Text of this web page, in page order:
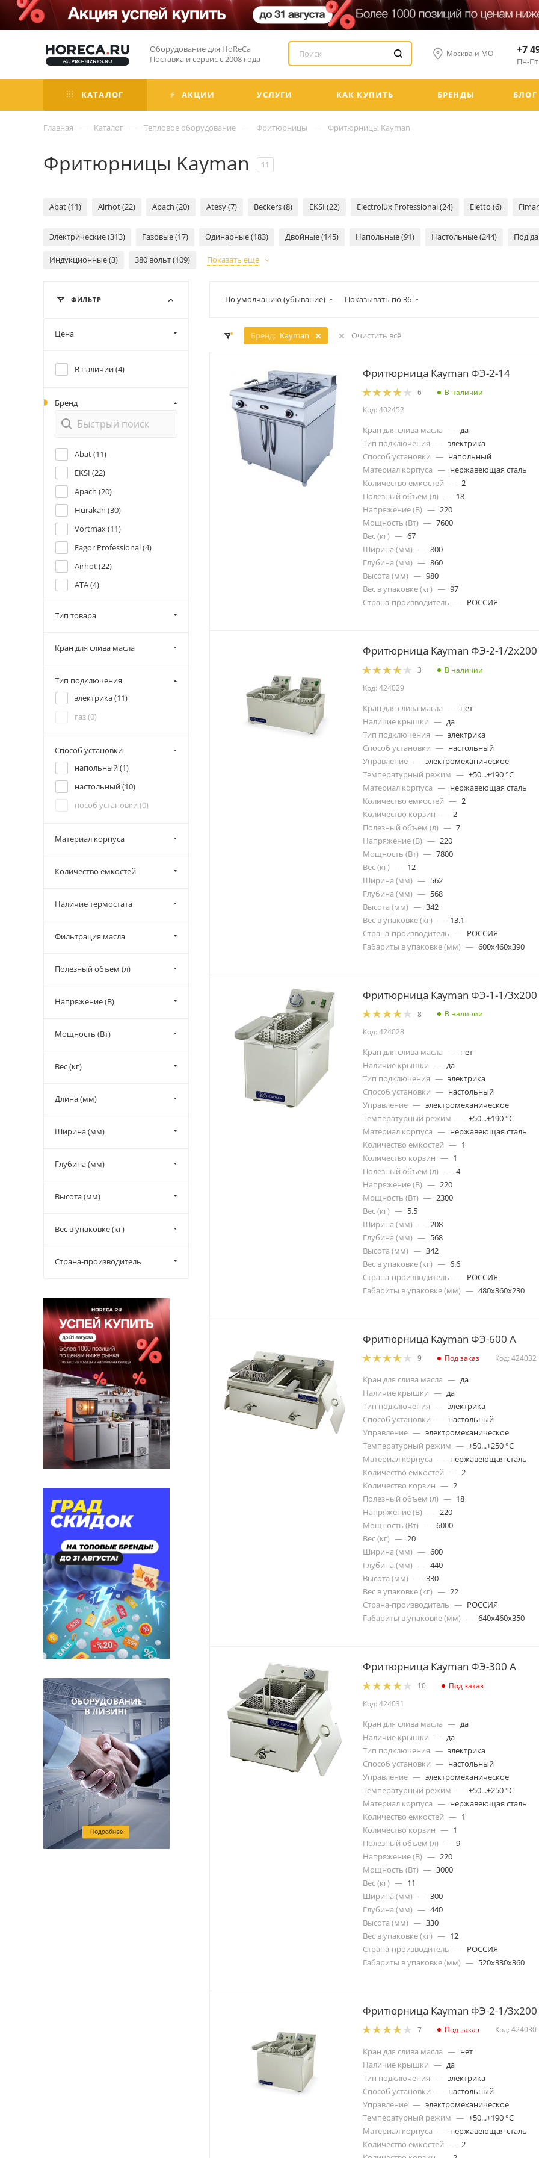
Оборудование для HoReCa
Поставка и сервис с 2008 года
Москва и МО +7
Пн-
КАТАЛОГ АКЦИИ УСЛУГИ КАК КУПИТЬ БРЕНДЫ БЛОГ
Главная — Каталог — Тепловое оборудование — Фритюрницы — Фритюрницы Kayman
Фритюрницы Kayman 11
Abat (11) Airhot (22) Apach (20) Atesy (7) Beckers (8) EKSI (22) Electrolux Professional (24) Eletto (6)
Электрические (313) Газовые (17) Одинарные (183) Двойные (145) Напольные (91) Настольные (244) Под
Индукционные (3) 380 вольт (109) Показать еще
По умолчанию (убывание) Показывать по 36
Бренд: Kayman Очистить всё
Фритюрница Kayman ФЭ-2-14
6
В наличии
Код: 402452
Кран для слива масла — да
Тип подключения — электрика
Способ установки — напольный
Материал корпуса — нержавеющая сталь
Количество емкостей — 2
Полезный объем (л) — 18
Напряжение (В) — 220
Мощность (Вт) — 7600
Вес (кг) — 67
Ширина (мм) — 800
Глубина (мм) — 860
Высота (мм) — 980
Вес в упаковке (кг) — 97
Страна-производитель — РОССИЯ
Фритюрница Kayman ФЭ-2-1/
3
В наличии
Код: 424029
Кран для слива масла — нет
Наличие крышки — да
Тип подключения — электрика
Способ установки — настольный
Управление — электромеханическое
Температурный режим — +50...+190 °C
Материал корпуса — нержавеющая сталь
Количество емкостей — 2
Количество корзин — 2
Полезный объем (л) — 7
Напряжение (В) — 220
Мощность (Вт) — 7800
Вес (кг) — 12
Ширина (мм) — 562
Глубина (мм) — 568
Высота (мм) — 342
Вес в упаковке (кг) — 13.1
Страна-производитель — РОССИЯ
Габариты в упаковке (мм) — 600х460х390
Фритюрница Kayman ФЭ-1-1/
8
В наличии
Код: 424028
Кран для слива масла — нет
Наличие крышки — да
Тип подключения — электрика
Способ установки — настольный
Управление — электромеханическое
Температурный режим — +50...+190 °C
Материал корпуса — нержавеющая сталь
Количество емкостей — 1
Количество корзин — 1
Полезный объем (л) — 4
Напряжение (В) — 220
Мощность (Вт) — 2300
Вес (кг) — 5.5
Ширина (мм) — 208
Глубина (мм) — 568
Высота (мм) — 342
Вес в упаковке (кг) — 6.6
Страна-производитель — РОССИЯ
Габариты в упаковке (мм) — 480х360х230
Фритюрница Kayman ФЭ-600 А
9 Под заказ Код: 424032
Кран для слива масла — да
Наличие крышки — да
Тип подключения — электрика
Способ установки — настольный
Управление — электромеханическое
Температурный режим — +50...+250 °C
Материал корпуса — нержавеющая сталь
Количество емкостей — 2
Количество корзин — 2
Полезный объем (л) — 18
Напряжение (В) — 220
Мощность (Вт) — 6000
Вес (кг) — 20
Ширина (мм) — 600
Глубина (мм) — 440
Высота (мм) — 330
Вес в упаковке (кг) — 22
Страна-производитель — РОССИЯ
Габариты в упаковке (мм) — 640х460х350
Фритюрница Kayman ФЭ-300 А
10
Под заказ
Код: 424031
Кран для слива масла — да
Наличие крышки — да
Тип подключения — электрика
Способ установки — настольный
Управление — электромеханическое
Температурный режим — +50...+250 °C
Материал корпуса — нержавеющая сталь
Количество емкостей — 1
Количество корзин — 1
Полезный объем (л) — 9
Напряжение (В) — 220
Мощность (Вт) — 3000
Вес (кг) — 11
Ширина (мм) — 300
Глубина (мм) — 440
Высота (мм) — 330
Вес в упаковке (кг) — 12
Страна-производитель — РОССИЯ
Габариты в упаковке (мм) — 520х330х360
Фритюрница Kayman ФЭ-2-1/
7 Под заказ Код: 424030
Кран для слива масла — нет
Наличие крышки — да
Тип подключения — электрика
Способ установки — настольный
Управление — электромеханическое
Температурный режим — +50...+190 °C
Материал корпуса — нержавеющая сталь
Количество емкостей — 2
ФИЛЬТР
Цена
В наличии (4)
Бренд
Abat (11)
EKSI (22)
Apach (20)
Hurakan (30)
Vortmax (11)
Fagor Professional (4)
Airhot (22)
ATA (4)
Beckers (
Fiamma (3)
Fimar (10)
Gastrorag (
Indokor (1)
Iterma (1)
Kayman (11)
Kocateq (20)
Liloma ( 8
Nopein (7)
Roller Grill (15)
Veroterm (
Waring (
Тип товара
Кран для слива масла
Тип подключения
электрика (11)
газ (0)
Способ установки
напольный (1)
настольный (10)
пособ установки (0)
Материал корпуса
Количество емкостей
Наличие термостата
Фильтрация масла
Полезный объем (л)
Напряжение (В)
Мощность (Вт)
Вес (кг)
Длина (мм)
Ширина (мм)
Глубина (мм)
Высота (мм)
Вес в упаковке (кг)
Страна-производитель